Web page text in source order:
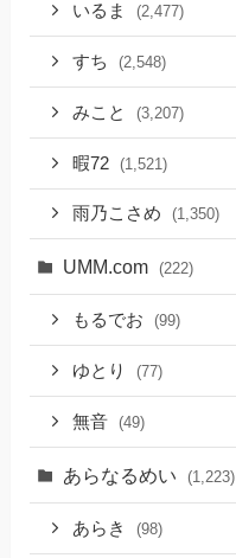
いるま (2,477)
すち (2,548)
みこと (3,207)
暇72 (1,521)
雨乃こさめ (1,350)
UMM.com (222)
もるでお (99)
ゆとり (77)
無音 (49)
あらなるめい (1,223)
あらき (98)